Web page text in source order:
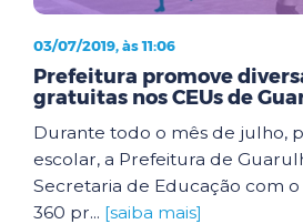
03/07/2019, às 11:06
Prefeitura promove
gratuitas nos CEUs de
Durante todo o mês de julho,
escolar, a Prefeitura de
Secretaria de Educação com o
360 pr... [saiba mais]